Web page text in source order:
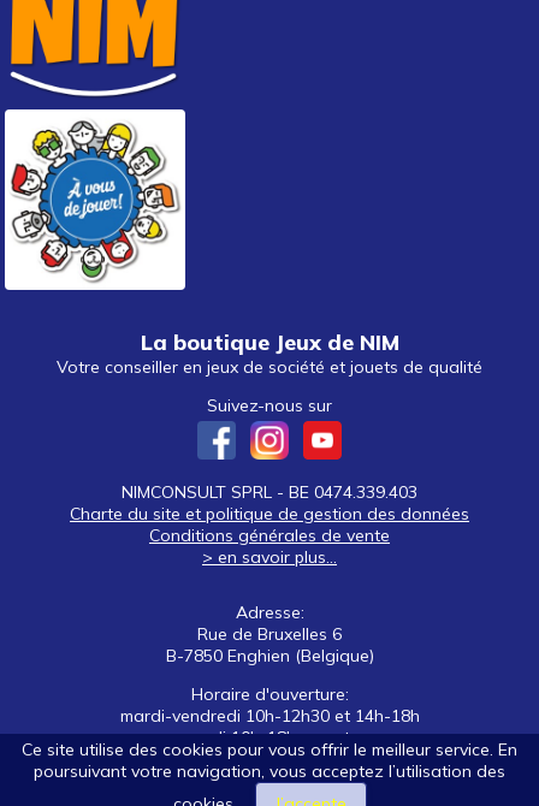
La boutique Jeux de NIM
Votre conseiller en jeux de société et jouets de qualité
Suivez-nous sur
NIMCONSULT SPRL - BE 0474.339.403
Charte du site et politique de gestion des données
Conditions générales de vente
> en savoir plus...
Adresse:
Rue de Bruxelles 6
B-7850 Enghien (Belgique)
Horaire d'ouverture:
mardi-vendredi 10h-12h30 et 14h-18h
samedi 10h-18h non stop
Tél: +32 (0)2 395 92 88
E-mail:nim@jeuxdenim.be
Ce site utilise des cookies pour vous offrir le meilleur service. En
poursuivant votre navigation, vous acceptez l’utilisation des